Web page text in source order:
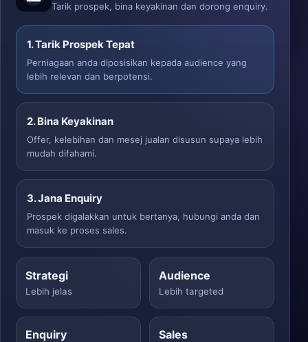
Tarik prospek, bina keyakinan dan dorong enquiry.
1. Tarik Prospek Tepat
Perniagaan anda diposisikan kepada audience yang
lebih relevan dan berpotensi.
2. Bina Keyakinan
Offer, kelebihan dan mesej jualan disusun supaya lebih
mudah difahami.
3. Jana Enquiry
Prospek digalakkan untuk bertanya, hubungi anda dan
masuk ke proses sales.
Strategi
Lebih jelas
Audience
Lebih targeted
Enquiry Sales